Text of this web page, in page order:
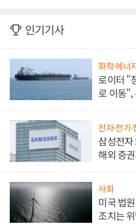
인기기사
화학·에너
로이터 "
로 이동",
전자·전기
삼성전자
해외 증
사회
미국 법
조치는